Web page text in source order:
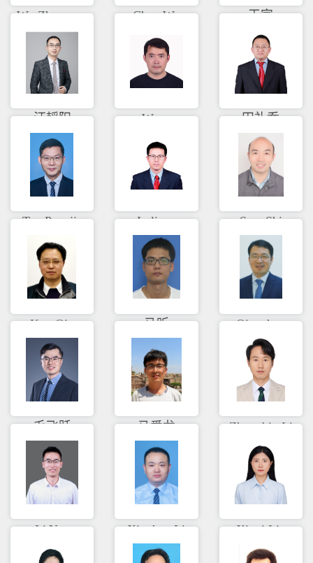
Wu Zhaocong Chen Wu 王宣
汪韬阳
Wang
田礼乔
Tao Pengjie
Luliang
TANG
Sam Shi
Kun Qin 马昕
Qingzhou
Mao
毛飞跃 马爱龙 Zhongbin Li
Li You Xinghua Li Xinyi Liu